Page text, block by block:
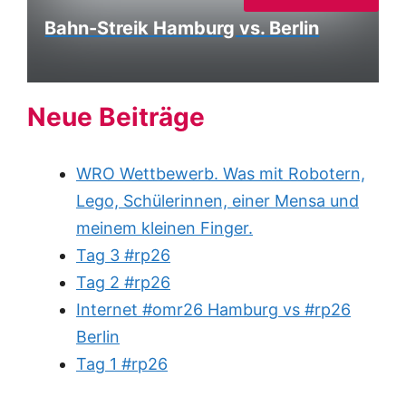
Bahn-Streik Hamburg vs. Berlin
Neue Beiträge
WRO Wettbewerb. Was mit Robotern,
Lego, Schülerinnen, einer Mensa und
meinem kleinen Finger.
Tag 3 #rp26
Tag 2 #rp26
Internet #omr26 Hamburg vs #rp26
Berlin
Tag 1 #rp26